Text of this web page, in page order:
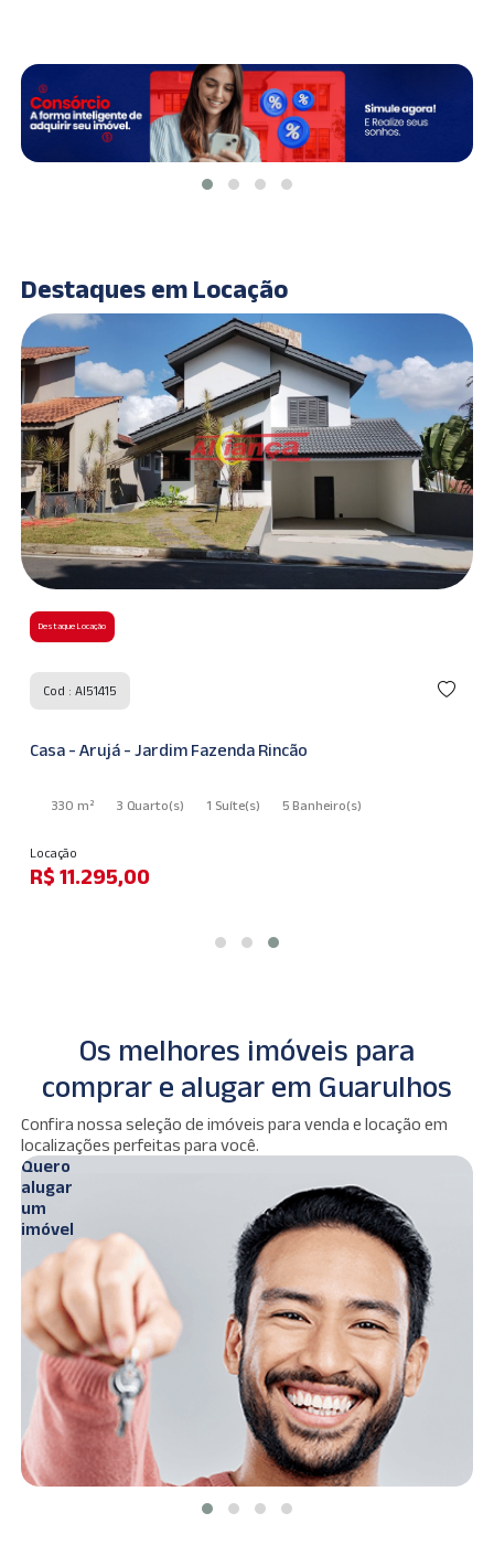
Destaques em Locação
Destaque Locação
Cod : AI51415
Casa - Arujá - Jardim Fazenda Rincão
330 m² 3 Quarto(s) 1 Suíte(s) 5 Banheiro(s)
Locação
R$ 11.295,00
Os melhores imóveis para
comprar e alugar em Guarulhos
Confira nossa seleção de imóveis para venda e locação em
localizações perfeitas para você.
Quero
alugar
um
imóvel
imóveis